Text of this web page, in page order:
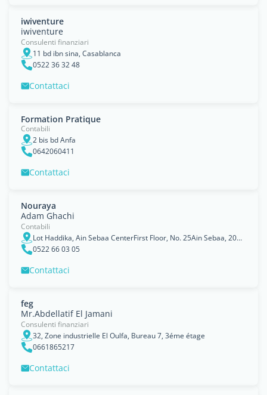
iwiventure
iwiventure
Consulenti finanziari
11 bd ibn sina, Casablanca
0522 36 32 48
Contattaci
Formation Pratique
Contabili
2 bis bd Anfa
0642060411
Contattaci
Nouraya
Adam Ghachi
Contabili
Lot Haddika, Ain Sebaa CenterFirst Floor, No. 25Ain Sebaa, 20250
0522 66 03 05
Contattaci
feg
Mr.Abdellatif El Jamani
Consulenti finanziari
32, Zone industrielle El Oulfa, Bureau 7, 3éme étage
0661865217
Contattaci